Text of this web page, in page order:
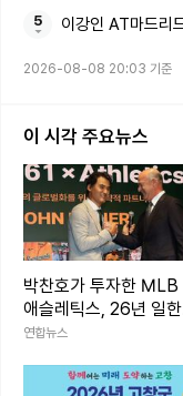
이강인 AT마드리
2026-08-08 20:03 기준
이 시각 주요뉴스
박찬호가 투자한 MLB
애슬레틱스, 26년 일한
포스트 단장과 결별
연합뉴스